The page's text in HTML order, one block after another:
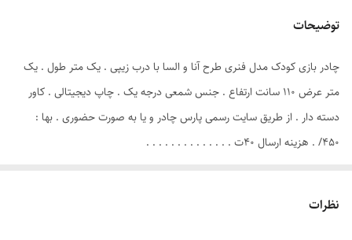
توضیحات
چادر بازی کودک مدل فنری طرح آنا و السا با درب زیپی . یک متر طول . یک
متر عرض ۱۱۰ سانت ارتفاع . جنس شمعی درجه یک . چاپ دیجیتالی . کاور
دسته دار . از طریق سایت رسمی پارس چادر و یا به صورت حضوری . بها :
۴۵۰/ . هزینه ارسال ۴۰ت . . . . . . . . . . . . . .
نظرات